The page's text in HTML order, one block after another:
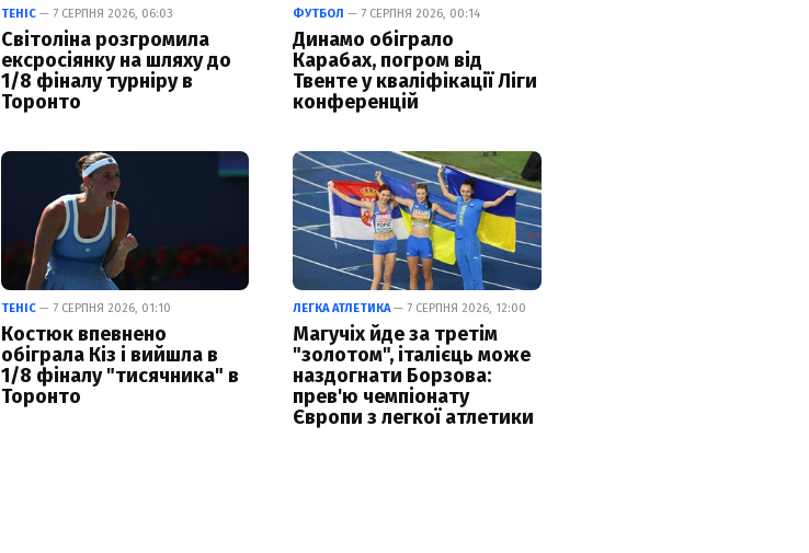
ТЕНІС— 7 СЕРПНЯ 2026, 06:03
Світоліна розгромила
ексросіянку на шляху до
1/8 фіналу турніру в
Торонто
ФУТБОЛ — 7 СЕРПНЯ 2026, 00:14
Динамо обіграло
Карабах, погром від
Твенте у кваліфікації Ліги
конференцій
ТЕНІС— 7 СЕРПНЯ 2026, 01:10
Костюк впевнено
обіграла Кіз і вийшла в
1/8 фіналу "тисячника" в
Торонто
ЛЕГКА АТЛЕТИКА— 7 СЕРПНЯ 2026, 12:00
Магучіх йде за третім
"золотом", італієць може
наздогнати Борзова:
прев'ю чемпіонату
Європи з легкої атлетики